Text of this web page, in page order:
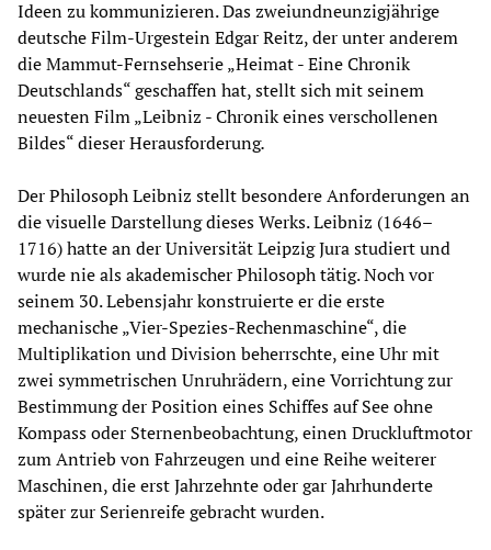
Ideen zu kommunizieren. Das zweiundneunzigjährige
deutsche Film-Urgestein Edgar Reitz, der unter anderem
die Mammut-Fernsehserie „Heimat - Eine Chronik
Deutschlands“ geschaffen hat, stellt sich mit seinem
neuesten Film „Leibniz - Chronik eines verschollenen
Bildes“ dieser Herausforderung.
Der Philosoph Leibniz stellt besondere Anforderungen an
die visuelle Darstellung dieses Werks. Leibniz (1646–
1716) hatte an der Universität Leipzig Jura studiert und
wurde nie als akademischer Philosoph tätig. Noch vor
seinem 30. Lebensjahr konstruierte er die erste
mechanische „Vier-Spezies-Rechenmaschine“, die
Multiplikation und Division beherrschte, eine Uhr mit
zwei symmetrischen Unruhrädern, eine Vorrichtung zur
Bestimmung der Position eines Schiffes auf See ohne
Kompass oder Sternenbeobachtung, einen Druckluftmotor
zum Antrieb von Fahrzeugen und eine Reihe weiterer
Maschinen, die erst Jahrzehnte oder gar Jahrhunderte
später zur Serienreife gebracht wurden.